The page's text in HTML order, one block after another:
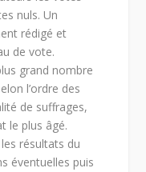
nuls. Un
rédigé et
de vote.
grand nombre
l’ordre des
de suffrages,
le plus âgé.
résultats du
éventuelles puis